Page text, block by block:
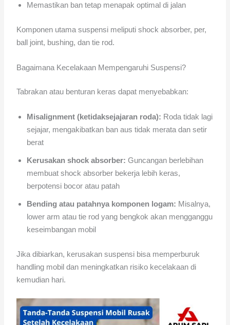
Memastikan ban tetap menapak optimal di jalan
Komponen utama suspensi meliputi shock absorber, per,
ball joint, bushing, dan tie rod.
Bagaimana Kecelakaan Mempengaruhi Suspensi?
Tabrakan atau benturan keras dapat menyebabkan:
Misalignment (ketidaksejajaran roda): Roda tidak lagi
sejajar, mengakibatkan ban aus tidak merata dan setir
berat
Kerusakan shock absorber: Guncangan berlebihan
membuat shock absorber bekerja lebih keras,
berpotensi bocor atau patah
Bending atau patahnya komponen logam: Misalnya,
lower arm atau tie rod yang bengkok akan mengganggu
keseimbangan mobil
Jika dibiarkan, kerusakan suspensi bisa memperburuk
handling mobil dan meningkatkan risiko kecelakaan di
kemudian hari.